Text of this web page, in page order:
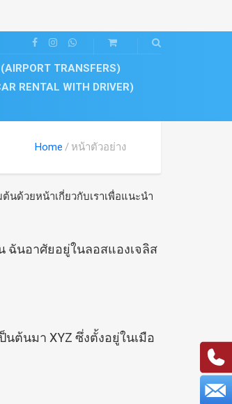
TRANSFERS)
RENTAL WITH DRIVER)
Home หน้าตัวอย่าง
ด้วยหน้าเกี่ยวกับเราเพื่อแนะนำ
ฉันอาศัยอยู่ในลอสแองเจลิส
ต้นมา XYZ ซึ่งตั้งอยู่ในเมือ